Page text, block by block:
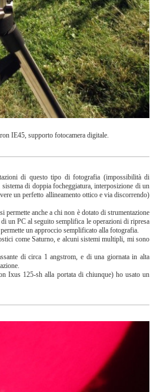
IE45, supporto fotocamera digitale.
di questo tipo di fotografia (impossibilità di
di doppia focheggiatura, interposizione di un
un perfetto allineamento ottico e via discorrendo)
anche a chi non è dotato di strumentazione
un PC al seguito semplifica le operazioni di ripresa
un approccio semplificato alla fotografia.
come Saturno, e alcuni sistemi multipli, mi sono
di circa 1 angstrom, e di una giornata in alta
Ixus 125-sh alla portata di chiunque) ho usato un